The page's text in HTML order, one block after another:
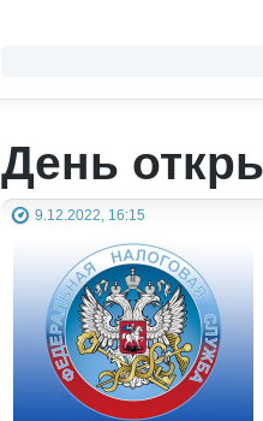
День
9.12.2022, 16:15